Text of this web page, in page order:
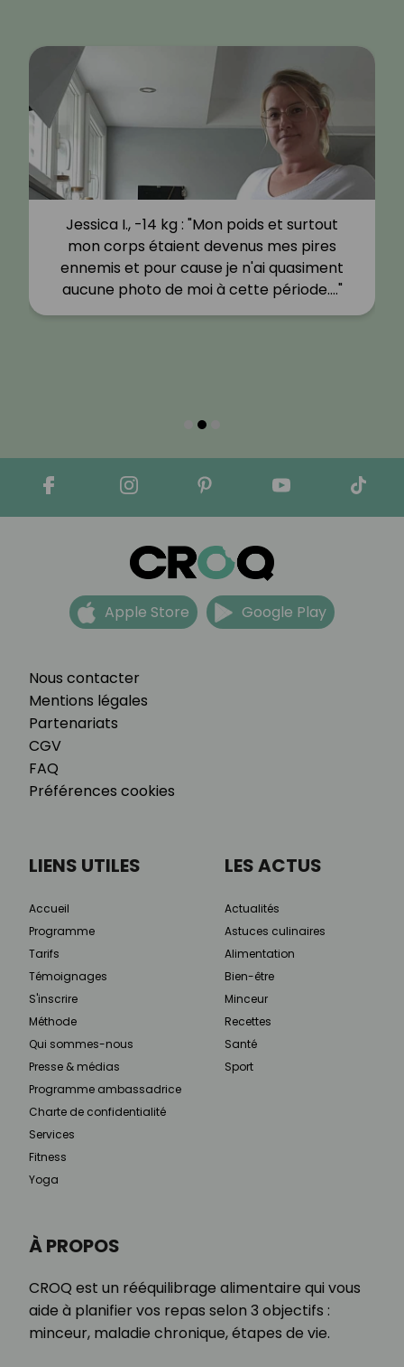
Jessica I., -14 kg : "Mon poids et surtout
mon corps étaient devenus mes pires
ennemis et pour cause je n'ai quasiment
aucune photo de moi à cette période.…"
Nous contacter
Mentions légales
Partenariats
CGV
FAQ
Préférences cookies
Apple Store Google Play
À PROPOS
CROQ est un rééquilibrage alimentaire qui vous
aide à planifier vos repas selon 3 objectifs :
minceur, maladie chronique, étapes de vie.
LIENS UTILES
Accueil
Programme
Tarifs
Témoignages
S'inscrire
Méthode
Qui sommes-nous
Presse & médias
Programme ambassadrice
Charte de confidentialité
Services
Fitness
Yoga
LES ACTUS
Actualités
Astuces culinaires
Alimentation
Bien-être
Minceur
Recettes
Santé
Sport